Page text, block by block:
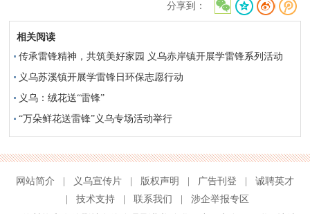
分享到：
相关阅读
传承雷锋精神，共筑美好家园 义乌赤岸镇开展学雷锋系列活动
义乌苏溪镇开展学雷锋日环保志愿行动
义乌：绒花送“雷锋”
“万朵鲜花送雷锋”义乌专场活动举行
网站简介 义乌宣传片 版权声明 广告刊登
诚聘英才
技术支持 联系我们
涉企举报专区